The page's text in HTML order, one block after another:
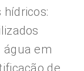
água em
de